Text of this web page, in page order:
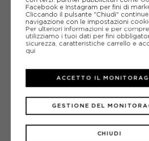
GUIDA ALLE TAGLIE
CONSIGLIATI
Facebook e Instagram per fini di
Cliccando il pulsante "Chiudi"
navigazione con le impostazioni
Per ulteriori informazioni e per
utilizziamo i tuoi dati per fini
sicurezza, caratteristiche carrello e
qui
CHIUDI
GESTIONE DEL
ACCETTO IL